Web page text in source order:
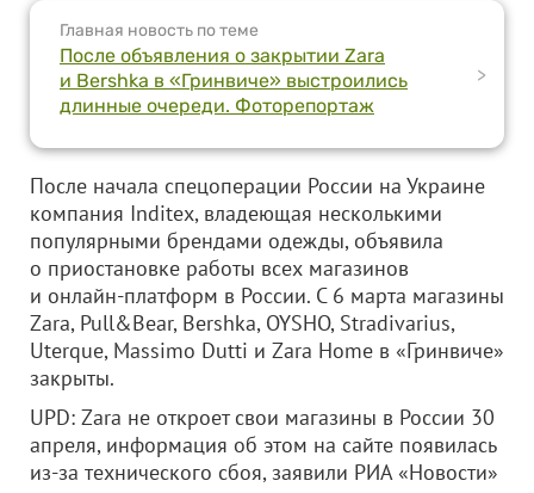
Главная новость по теме
После объявления о закрытии Zara
и Bershka в «Гринвиче» выстроились
длинные очереди. Фоторепортаж
>
После начала спецоперации России на Украине
компания Inditex, владеющая несколькими
популярными брендами одежды, объявила
о приостановке работы всех магазинов
и онлайн-платформ в России. С 6 марта магазины
Zara, Pull&Bear, Bershka, OYSHO, Stradivarius,
Uterque, Massimo Dutti и Zara Home в «Гринвиче»
закрыты.
UPD: Zara не откроет свои магазины в России 30
апреля, информация об этом на сайте появилась
из-за технического сбоя, заявили РИА «Новости»